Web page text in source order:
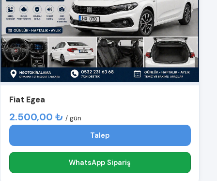
Fiat Egea
2.500,00 ₺ / gün
Talep
WhatsApp Sipariş